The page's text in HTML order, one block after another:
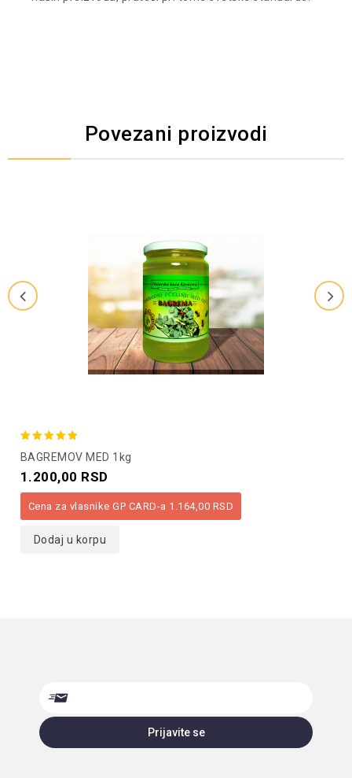
Povezani proizvodi
BAGREMOV MED 1kg
1.200,00 RSD
Cena za vlasnike GP CARD-a 1.164,00 RSD
Dodaj u korpu